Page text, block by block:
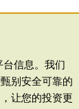
信息。我们
别安全可靠的
让您的投资更